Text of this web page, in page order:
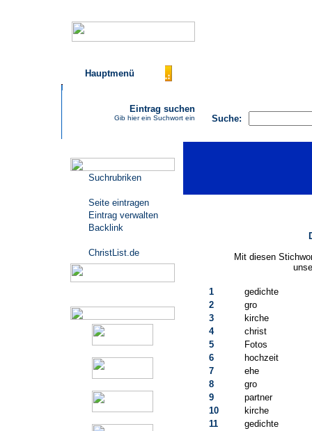
Hauptmenü
Suche:
Eintrag suchen
Gib hier ein Suchwort ein
Suchrubriken
Seite eintragen
Eintrag verwalten
Backlink
ChristList.de
Mit diesen
1
gedichte
2
gro
3
kirche
4
christ
5
Fotos
6
hochzeit
7
ehe
8
gro
9
partner
10
kirche
11
gedichte